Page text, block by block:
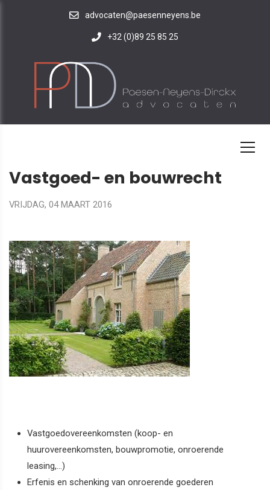
advocaten@paesenneyens.be
+32 (0)89 25 85 25
Vastgoed- en bouwrecht
VRIJDAG, 04 MAART 2016
Vastgoedovereenkomsten (koop- en
huurovereenkomsten, bouwpromotie, onroerende
leasing,...)
Erfenis en schenking van onroerende goederen